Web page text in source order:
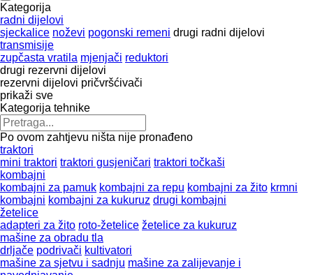
Kategorija
radni dijelovi
sјeckalicе noževi pogonski remeni drugi radni dijelovi
transmisije
zupčasta vratila mjenjači reduktori
drugi rezervni dijelovi
rezervni dijelovi pričvršćivači
prikaži sve
Kategorija tehnike
Po ovom zahtjevu ništa nije pronađeno
traktori
mini traktori traktori gusjeničari traktori točkaši
kombajni
kombajni za pamuk kombajni za repu kombajni za žito krmni
kombajni kombajni za kukuruz drugi kombajni
žetelice
adapteri za žito roto-žetelice žetelice za kukuruz
mašine za obradu tla
drljače podrivači kultivatori
mašine za sjetvu i sadnju mašine za zaliјеvanje i